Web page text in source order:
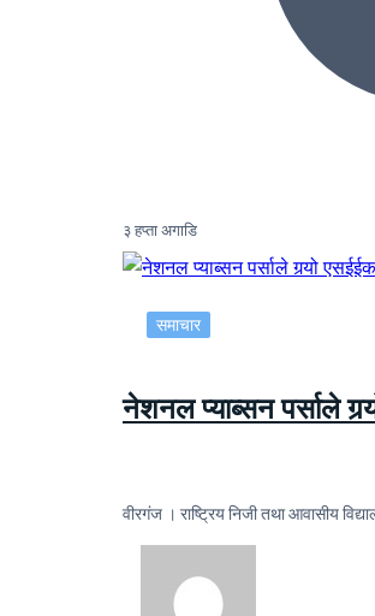
३ हप्ता अगाडि
समाचार
नेशनल प्याब्सन पर्साले
वीरगंज । राष्ट्रिय निजी तथा आवासीय